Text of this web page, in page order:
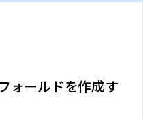
ォールドを作成す